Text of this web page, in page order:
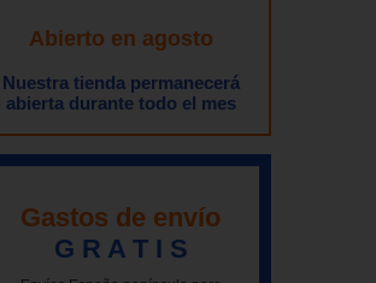
Abierto en agosto
Nuestra tienda permanecerá
abierta durante todo el mes
Gastos de envío
G R A T I S